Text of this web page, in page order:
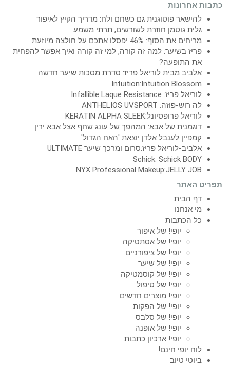
כתבות אחרונות
להישאר פוטוגנית גם כשחם ולח: מדריך הקיץ לאיפור
גלית גוטמן חוזרת לשורשים, תרתי משמע
מריחים את הסוף: 46% יפסלו אתכם על חולצה מיוזעת
פריז בשיער: למה זה קורה, למי זה קורה ואיך אפשר להפחית
את התופעה?
אלביב מבית לוריאל פריז: סדרת מסכות שיער חדשה
Intuition:Intuition Blossom
לוריאל פריז: Infallible Laque Resistance
לה רוש-פוזה: ANTHELIOS UVSPORT
לוריאל פרופסיונל:KERATIN ALPHA SLEEK
דוגמנית של אבא: המהפך של עונג שחף אצל אבא ירין
קמפיין לענבל אלדן יוצאת 'האח הגדול'
אלביב-לוריאל פריז:סרום ומרכך שיער ULTIMATE
Schick: Schick BODY
NYX Professional Makeup:JELLY JOB
תפריט האתר
דף הבית
מי אנחנו
כל הכתבות
יופי! של איפור
יופי! של אסתטיקה
יופי! של ציפורניים
יופי! של שיער
יופי! של קוסמטיקה
יופי! של טיפול
יופי! מוצרים חדשים
יופי! של הפקות
יופי! של סלבס
יופי! של אופנה
יופי! ארכיון כתבות
לוח יופי חינם!
ביוטי טיוב